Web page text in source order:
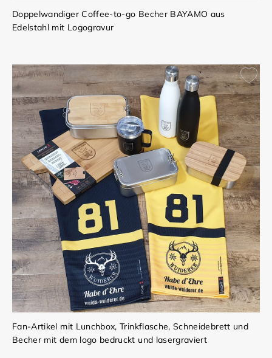
Doppelwandiger Coffee-to-go Becher BAYAMO aus
Edelstahl mit Logogravur
Fan-Artikel mit Lunchbox, Trinkflasche, Schneidebrett und
Becher mit dem logo bedruckt und lasergraviert